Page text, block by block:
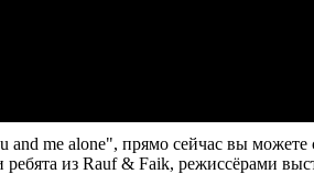
me alone", прямо сейчас вы можете
ребята из Rauf & Faik, режиссёрами